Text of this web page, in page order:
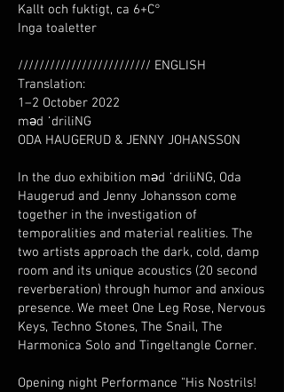
Kallt och fuktigt, ca 6+C°
Inga toaletter
///////////////////////// ENGLISH
Translation:
1–2 October 2022
məd ˈdriliNG
ODA HAUGERUD & JENNY JOHANSSON
In the duo exhibition məd ˈdriliNG, Oda
Haugerud and Jenny Johansson come
together in the investigation of
temporalities and material realities. The
two artists approach the dark, cold, damp
room and its unique acoustics (20 second
reverberation) through humor and anxious
presence. We meet One Leg Rose, Nervous
Keys, Techno Stones, The Snail, The
Harmonica Solo and Tingeltangle Corner.
Opening night Performance "His Nostrils!